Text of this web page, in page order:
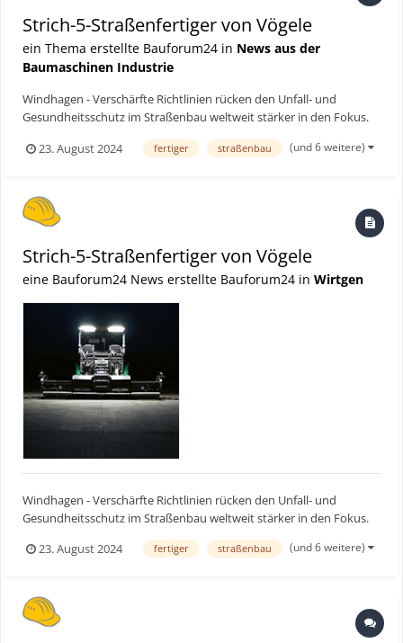
Strich-5-Straßenfertiger von Vögele
ein Thema erstellte Bauforum24 in News aus der
Baumaschinen Industrie
Windhagen - Verschärfte Richtlinien rücken den Unfall- und
Gesundheitsschutz im Straßenbau weltweit stärker in den Fokus.
konsequenter auf Sicherheit und Gesundheit der Anwender
23. August 2024 fertiger straßenbau (und 6 weitere)
Strich-5-Straßenfertiger von Vögele
eine Bauforum24 News erstellte Bauforum24 in Wirtgen
Windhagen - Verschärfte Richtlinien rücken den Unfall- und
Gesundheitsschutz im Straßenbau weltweit stärker in den Fokus.
Vögele hat die Fertiger-Generation „Strich 5“ deshalb noch
konsequenter auf Sicherheit und Gesundheit der Anwender
23. August 2024 fertiger straßenbau (und 6 weitere)